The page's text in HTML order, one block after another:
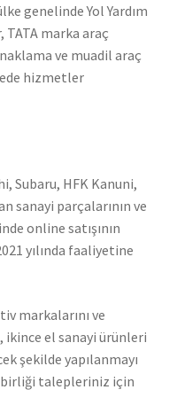
genelinde Yol Yardım
marka araç
ve muadil araç
hizmetler
Subaru, HFK Kanuni,
sanayi parçalarının ve
online satışının
yılında faaliyetine
markalarını ve
ikince el sanayi ürünleri
şekilde yapılanmayı
talepleriniz için